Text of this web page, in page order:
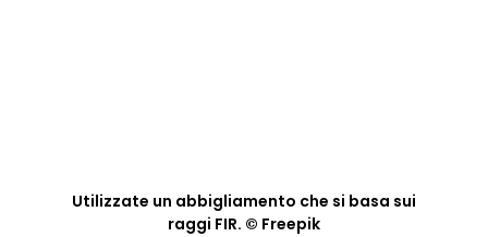
Utilizzate un abbigliamento che si basa sui
raggi FIR. © Freepik